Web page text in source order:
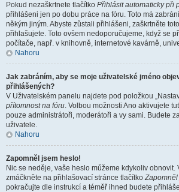
Pokud nezaškrtnete tlačítko Přihlásit automaticky při
přihlášeni jen po dobu práce na fóru. Toto má
někým jiným. Abyste zůstali přihlášeni, zaškrtněte
přihlašujete. Toto ovšem nedoporučujeme, když se
počítače, např. v knihovně, internetové kavárně,
Nahoru
Jak zabráním, aby se moje uživatelské jméno
přihlášených?
V Uživatelském panelu najdete pod položkou
přítomnost na fóru. Volbou možnosti Ano aktivujete
pouze administrátoři, moderátoři a vy sami. Budete
uživatele.
Nahoru
Zapomněl jsem heslo!
Nic se neděje, vaše heslo můžeme kdykoliv obnovit.
zmáčkněte na přihlašovací stránce tlačítko
pokračujte dle instrukcí a téměř ihned budete